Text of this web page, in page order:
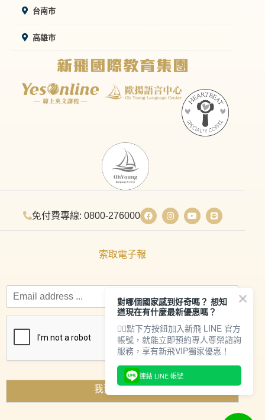
台南市
高雄市
免付費專線: 0800-276000
索取電子報
我要索取資料
對哪個國家感到好奇嗎？ 想知
道現在有什麼最新優惠嗎？
👇🏻點下方按鈕加入新飛 LINE 官方
帳號，就能立即預約專人尊榮諮詢
服務，享有新飛VIP獨家優惠！
連結 LINE 帳號